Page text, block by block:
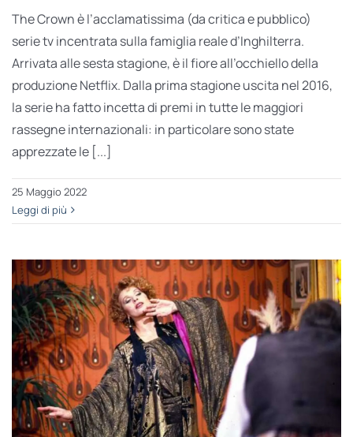
The Crown è l’acclamatissima (da critica e pubblico)
serie tv incentrata sulla famiglia reale d’Inghilterra.
Arrivata alle sesta stagione, è il fiore all’occhiello della
produzione Netflix. Dalla prima stagione uscita nel 2016,
la serie ha fatto incetta di premi in tutte le maggiori
rassegne internazionali: in particolare sono state
apprezzate le [...]
25 Maggio 2022
Leggi di più